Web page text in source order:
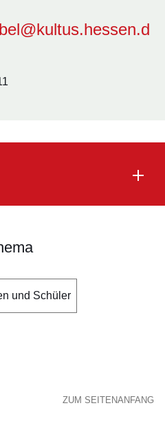
und Schüler
ZUM SEITENANFANG